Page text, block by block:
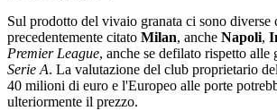
Sul prodotto del vivaio granata ci sono diverse
precedentemente citato Milan, anche Napoli,
Premier League, anche se defilato rispetto alle
Serie A. La valutazione del club proprietario
40 milioni di euro e l'Europeo alle porte
ulteriormente il prezzo.